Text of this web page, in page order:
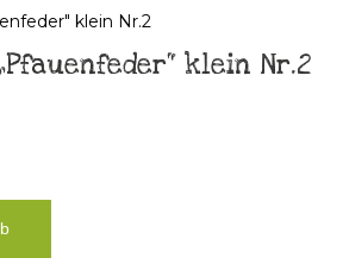
klein Nr.2